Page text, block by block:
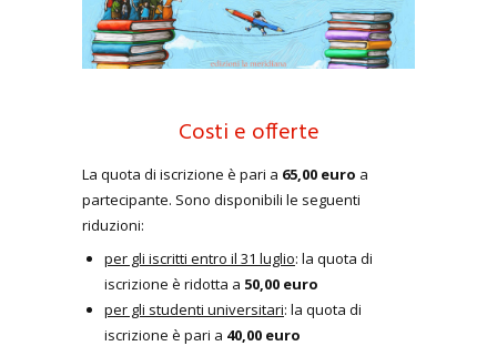
Costi e offerte
La quota di iscrizione è pari a 65,00 euro a
partecipante. Sono disponibili le seguenti
riduzioni:
per gli iscritti entro il 31 luglio: la quota di
iscrizione è ridotta a 50,00 euro
per gli studenti universitari: la quota di
iscrizione è pari a 40,00 euro